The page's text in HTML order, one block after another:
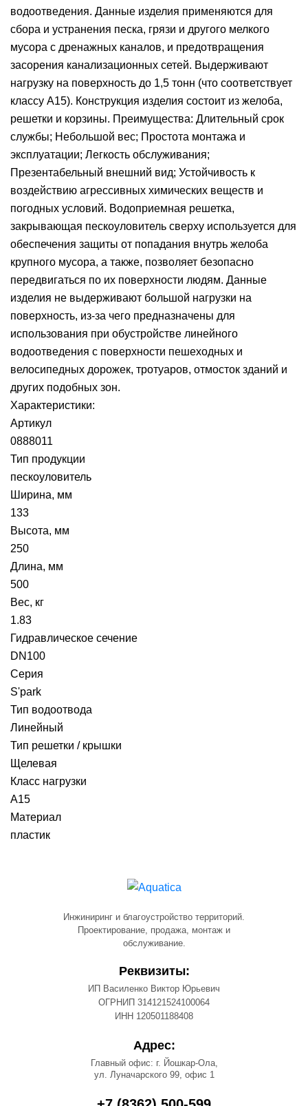
водоотведения. Данные изделия применяются для
сбора и устранения песка, грязи и другого мелкого
мусора с дренажных каналов, и предотвращения
засорения канализационных сетей. Выдерживают
нагрузку на поверхность до 1,5 тонн (что соответствует
классу А15). Конструкция изделия состоит из желоба,
решетки и корзины. Преимущества: Длительный срок
службы; Небольшой вес; Простота монтажа и
эксплуатации; Легкость обслуживания;
Презентабельный внешний вид; Устойчивость к
воздействию агрессивных химических веществ и
погодных условий. Водоприемная решетка,
закрывающая пескоуловитель сверху используется для
обеспечения защиты от попадания внутрь желоба
крупного мусора, а также, позволяет безопасно
передвигаться по их поверхности людям. Данные
изделия не выдерживают большой нагрузки на
поверхность, из-за чего предназначены для
использования при обустройстве линейного
водоотведения с поверхности пешеходных и
велосипедных дорожек, тротуаров, отмосток зданий и
других подобных зон.
Характеристики:
Артикул
0888011
Тип продукции
пескоуловитель
Ширина, мм
133
Высота, мм
250
Длина, мм
500
Вес, кг
1.83
Гидравлическое сечение
DN100
Серия
S'park
Тип водоотвода
Линейный
Тип решетки / крышки
Щелевая
Класс нагрузки
A15
Материал
пластик
Инжиниринг и благоустройство территорий.
Проектирование, продажа, монтаж и
обслуживание.
Реквизиты:
ИП Василенко Виктор Юрьевич
ОГРНИП 314121524100064
ИНН 120501188408
Адрес:
Главный офис: г. Йошкар-Ола,
ул. Луначарского 99, офис 1